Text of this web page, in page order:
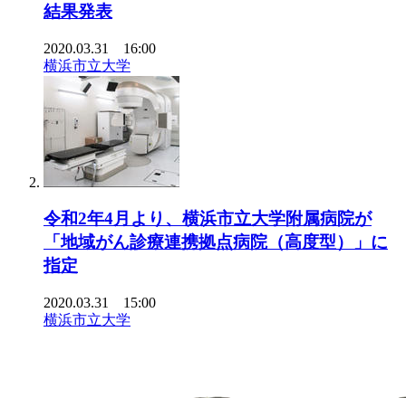
結果発表
2020.03.31 16:00
横浜市立大学
令和2年4月より、横浜市立大学附属病院が
「地域がん診療連携拠点病院（高度型）」に
指定
2020.03.31 15:00
横浜市立大学